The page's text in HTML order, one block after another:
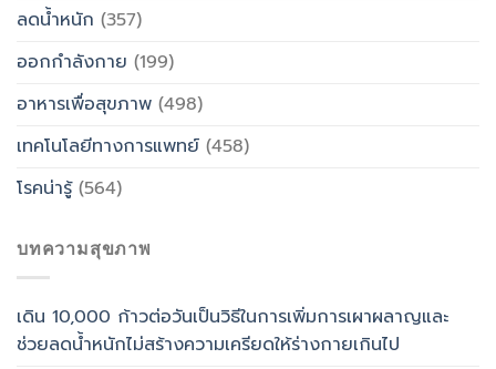
ลดน้ำหนัก (357)
ออกกำลังกาย (199)
อาหารเพื่อสุขภาพ (498)
เทคโนโลยีทางการแพทย์ (458)
โรคน่ารู้(564)
บทความสุขภาพ
เดิน 10,000 ก้าวต่อวันเป็นวิธีในการเพิ่มการเผาผลาญและ
ช่วยลดน้ำหนักไม่สร้างความเครียดให้ร่างกายเกินไป